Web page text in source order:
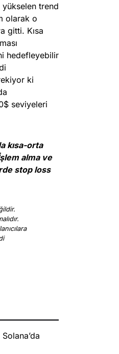
yükselen trend
olarak o
gitti. Kısa
hedefleyebilir
ki
seviyeleri
kısa-orta
alma ve
stop loss